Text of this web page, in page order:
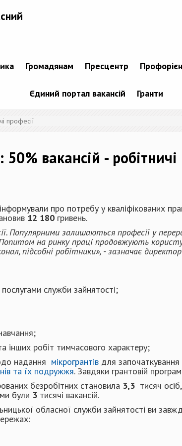
Громадянам Пресцентр
Єдиний портал вакансій Гранти
професії
вакансій - робітничі
про потребу у кваліфікованих
12 180 гривень.
Популярними залишаються професії у
на ринку праці продовжують
підсобні робітники», - зазначає
служби зайнятості;
інших робіт тимчасового характеру;
надання мікрогрантів для
та їх подружжя. Завдяки грантовій
безробітних становила 3,3 тисяч
були 3 тисячі вакансій.
обласної служби зайнятості ви